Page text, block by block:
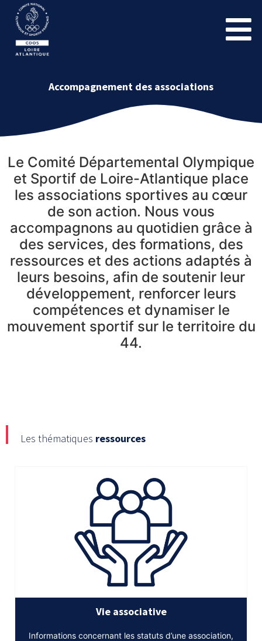
Accompagnement des associations
Le Comité Départemental Olympique
et Sportif de Loire-Atlantique place
les associations sportives au cœur
de son action. Nous vous
accompagnons au quotidien grâce à
des services, des formations, des
ressources et des actions adaptés à
leurs besoins, afin de soutenir leur
développement, renforcer leurs
compétences et dynamiser le
mouvement sportif sur le territoire du
44.
Les thématiques ressources
Vie associative
Informations concernant les statuts d’une association,